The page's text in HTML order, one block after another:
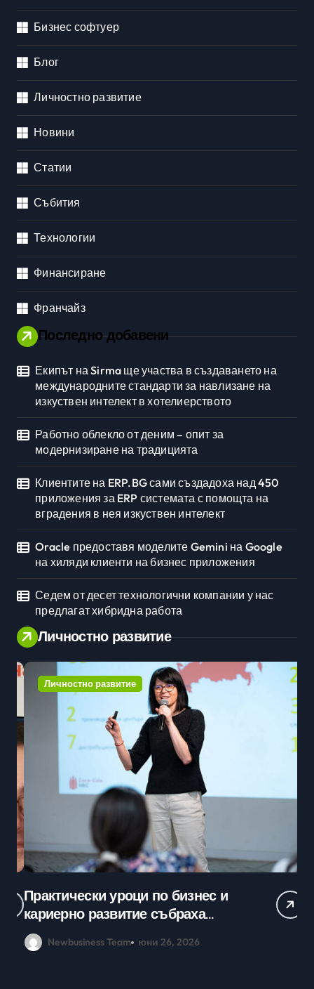
Бизнес софтуер
Блог
Личностно развитие
Новини
Статии
Събития
Технологии
Финансиране
Франчайз
Последно добавени
Екипът на Sirma ще участва в създаването на
международните стандарти за навлизане на
изкуствен интелект в хотелиерството
Работно облекло от деним – опит за
модернизиране на традицията
Клиентите на ERP.BG сами създадоха над 450
приложения за ERP системата с помощта на
вградения в нея изкуствен интелект
Oracle предоставя моделите Gemini на Google
на хиляди клиенти на бизнес приложения
Седем от десет технологични компании у нас
предлагат хибридна работа
Личностно развитие
Личностно развитие
Практически уроци по бизнес и
кариерно развитие събраха
млади хора на SOFIA UP
Newbusiness Team юни 26, 2026